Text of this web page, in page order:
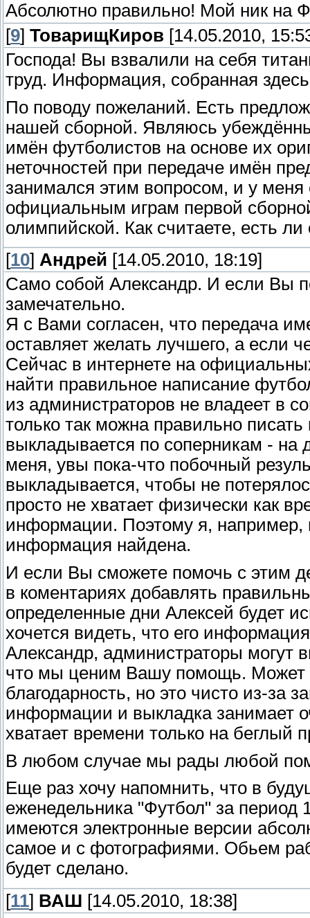
Абсолютно правильно! Мой ник на
[9] ТоварищКиров [14.05.2010,
Господа! Вы взвалили на себя
труд. Информация, собранная
По поводу пожеланий. Есть
нашей сборной. Являюсь
имён футболистов на основе их
неточностей при передаче имён
занимался этим вопросом, и у
официальным играм первой
олимпийской. Как считаете, есть
[10] Андрей [14.05.2010, 18:19]
Само собой Александр. И если Вы
замечательно.
Я с Вами согласен, что передача
оставляет желать лучшего, а если
Сейчас в интернете на
найти правильное написание
из администраторов не владеет в
только так можна правильно
выкладывается по соперникам -
меня, увы пока-что побочный
выкладывается, чтобы не
просто не хватает физически как
информации. Поэтому я,
информация найдена.
И если Вы сможете помочь с этим
в коментариях добавлять
определенные дни Алексей будет
хочется видеть, что его
Александр, администраторы могут
что мы ценим Вашу помощь. Может
благодарность, но это чисто из-за
информации и выкладка занимает
хватает времени только на беглый
В любом случае мы рады любой
Еще раз хочу напомнить, что в
еженедельника "Футбол" за период
имеются электронные версии
самое и с фотографиями. Обьем
будет сделано.
[11] ВАШ [14.05.2010, 18:38]